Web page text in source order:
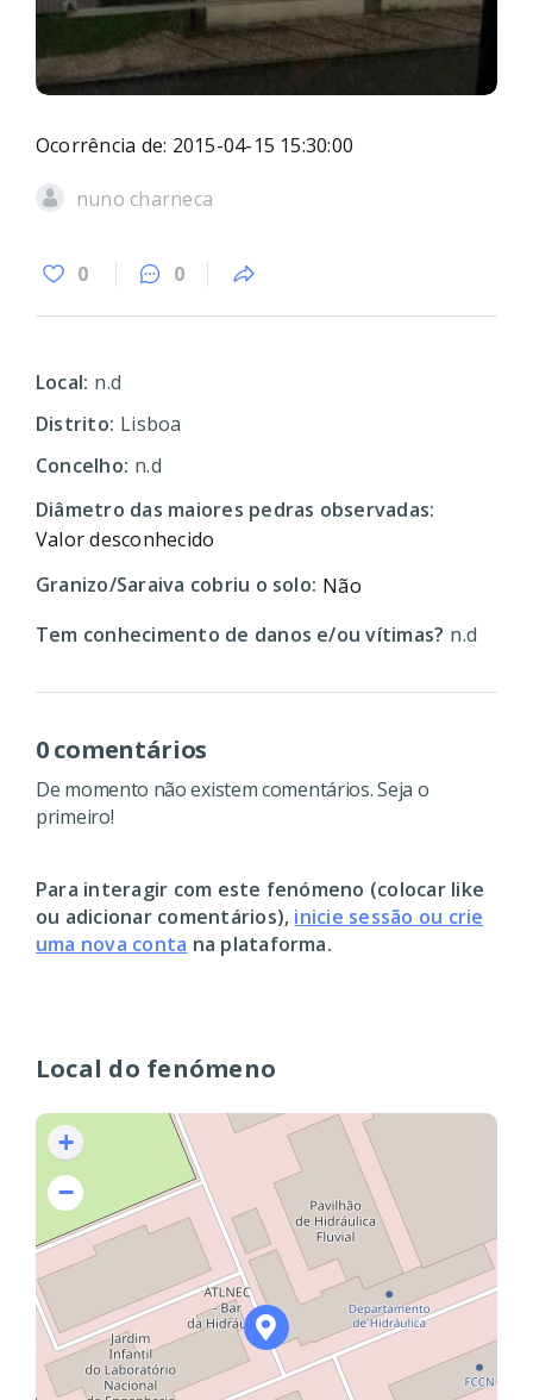
Local do fenómeno
+
−
Ocorrência de: 2015-04-15 15:30:00
nuno charneca
0 0
Local: n.d
Distrito: Lisboa
Concelho: n.d
Diâmetro das maiores pedras observadas:
Valor desconhecido
Granizo/Saraiva cobriu o solo: Não
Tem conhecimento de danos e/ou vítimas? n.d
0 comentários
De momento não existem comentários. Seja o
primeiro!
Para interagir com este fenómeno (colocar like
ou adicionar comentários), inicie sessão ou crie
uma nova conta na plataforma.